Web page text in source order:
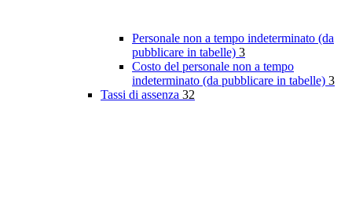
Personale non a tempo indeterminato (da
pubblicare in tabelle) 3
Costo del personale non a tempo
indeterminato (da pubblicare in tabelle) 3
Tassi di assenza 32